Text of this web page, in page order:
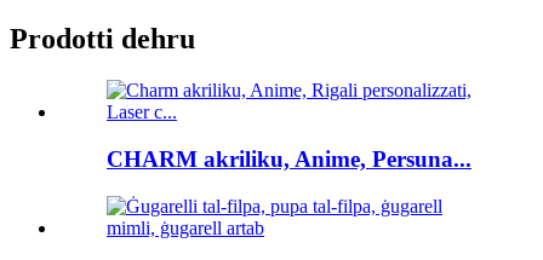
Prodotti dehru
CHARM akriliku, Anime, Persuna...